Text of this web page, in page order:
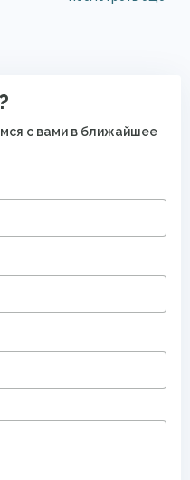
с вами в ближайшее